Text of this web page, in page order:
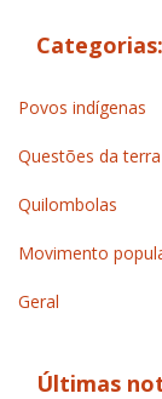
Categorias:
Povos indígenas
Questões da terra
Quilombolas
Movimento
Geral
Últimas